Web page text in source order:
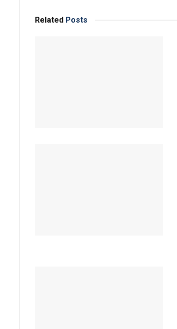
Related Posts